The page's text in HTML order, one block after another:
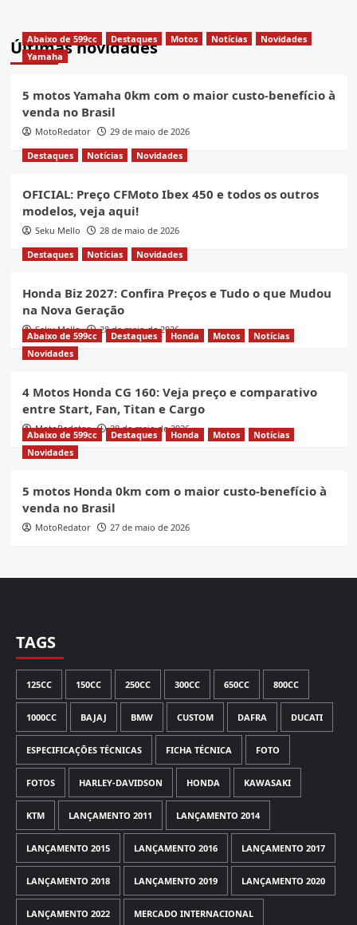
Últimas novidades
Abaixo de 599cc Destaques Motos Notícias
Novidades
Yamaha
5 motos Yamaha 0km com o maior custo-benefício à
venda no Brasil
MotoRedator
29 de maio de 2026
Destaques
Notícias Novidades
OFICIAL: Preço CFMoto Ibex 450 e todos os outros
modelos, veja aqui!
Seku Mello
28 de maio de 2026
Destaques
Notícias Novidades
Honda Biz 2027: Confira Preços e Tudo o que Mudou
na Nova Geração
Seku Mello 28 de maio de 2026
Abaixo de 599cc Destaques Honda Motos
Notícias
Novidades
4 Motos Honda CG 160: Veja preço e comparativo
entre Start, Fan, Titan e Cargo
MotoRedator 28 de maio de 2026
Abaixo de 599cc Destaques Honda Motos
Notícias
Novidades
5 motos Honda 0km com o maior custo-benefício à
venda no Brasil
MotoRedator 27 de maio de 2026
TAGS
125CC 150CC 250CC 300CC 650CC 800CC
1000CC BAJAJ BMW CUSTOM DAFRA DUCATI
ESPECIFICAÇÕES TÉCNICAS FICHA TÉCNICA FOTO
FOTOS HARLEY-DAVIDSON HONDA KAWASAKI
KTM LANÇAMENTO 2011 LANÇAMENTO 2014
LANÇAMENTO 2015 LANÇAMENTO 2016 LANÇAMENTO 2017
LANÇAMENTO 2018 LANÇAMENTO 2019 LANÇAMENTO 2020
LANÇAMENTO 2022 MERCADO INTERNACIONAL